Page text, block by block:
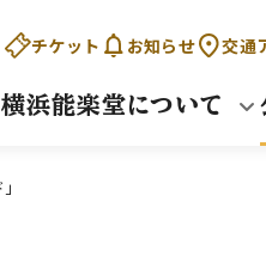
チケット お知らせ 交通
横浜能楽堂について